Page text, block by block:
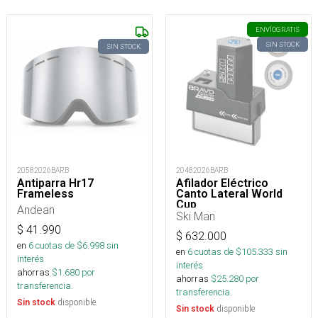
SIN STOCK
20582026BARB
Antiparra Hr17
Frameless
Andean
$ 41.990
en 6cuotas de $6.998sin
interés
ahorras $1.680 por
transferencia.
Sin stock disponible
ENVÍOGRATIS
SIN STOCK
20482026BARB
Afilador Eléctrico
Canto Lateral World
Cup
Ski Man
$ 632.000
en 6cuotas de $105.333 sin
interés
ahorras $25.280 por
transferencia.
Sin stock disponible